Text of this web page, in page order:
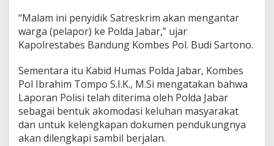
“Malam ini penyidik Satreskrim akan mengantar
warga (pelapor) ke Polda Jabar,” ujar
Kapolrestabes Bandung Kombes Pol. Budi Sartono.
Sementara itu Kabid Humas Polda Jabar, Kombes
Pol Ibrahim Tompo S.I.K., M.Si mengatakan bahwa
Laporan Polisi telah diterima oleh Polda Jabar
sebagai bentuk akomodasi keluhan masyarakat
dan untuk kelengkapan dokumen pendukungnya
akan dilengkapi sambil berjalan.